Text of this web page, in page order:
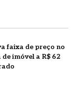
faixa de preço no
imóvel a R$ 62